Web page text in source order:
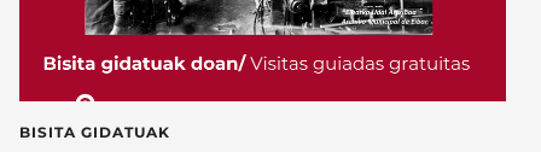
BISITA GIDATUAK